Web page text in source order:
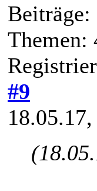
Beiträge:
Themen:
#9